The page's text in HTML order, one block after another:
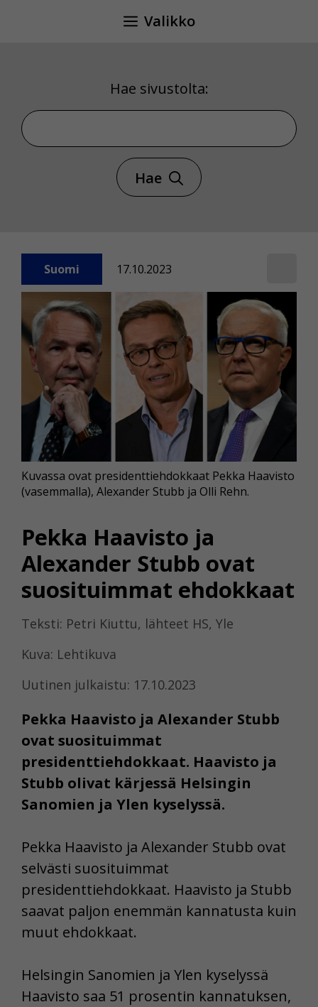
Valikko
Hae sivustolta:
Hae sivustolta
Hae
Suomi 17.10.2023
Pekka Haavisto ja
Alexander Stubb ovat
suosituimmat ehdokkaat
Teksti: Petri Kiuttu, lähteet HS, Yle
Kuva: Lehtikuva
Uutinen julkaistu: 17.10.2023
Pekka Haavisto ja Alexander Stubb
ovat suosituimmat
presidenttiehdokkaat. Haavisto ja
Stubb olivat kärjessä Helsingin
Sanomien ja Ylen kyselyssä.
Kuvassa ovat presidenttiehdokkaat Pekka Haavisto
(vasemmalla), Alexander Stubb ja Olli Rehn.
Pekka Haavisto ja Alexander Stubb ovat
selvästi suosituimmat
presidenttiehdokkaat. Haavisto ja Stubb
saavat paljon enemmän kannatusta kuin
muut ehdokkaat.
Helsingin Sanomien ja Ylen kyselyssä
Haavisto saa 51 prosentin kannatuksen,